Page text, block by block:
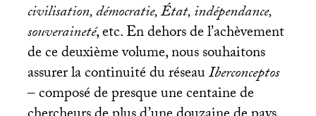
civilisation, démocratie, État, indépendance,
souveraineté, etc. En dehors de l’achèvement
de ce deuxième volume, nous souhaitons
assurer la continuité du réseauIberconceptos
– composé de presque une centaine de